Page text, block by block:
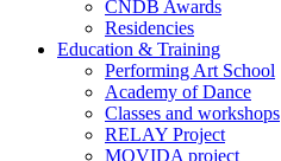
CNDB Awards
Residencies
Education & Training
Performing Art School
Academy of Dance
Classes and workshops
RELAY Project
MOVIDA project